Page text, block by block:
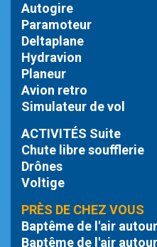
Autogire
Paramoteur
Deltaplane
Hydravion
Planeur
Avion retro
Simulateur de vol
ACTIVITÉS Suite
Chute libresoufflerie
Drônes
Voltige
PRÈS DE CHEZ VOUS
Baptême de l'air
Baptême de l'air